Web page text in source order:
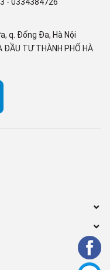
q. Đống Đa, Hà Nội
ĐẦU TƯ THÀNH PHỐ HÀ